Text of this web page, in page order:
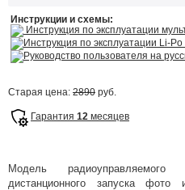
Инструкции и схемы:
Инструкция по эксплуатации
Инструкция по эксплуатации Li-Po
Руководство пользователя на
Старая цена: 2890 руб.
Гарантия 12 месяцев
Модель
дистанционного запуска